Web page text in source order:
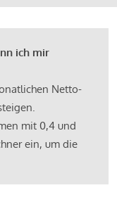
ich mir
Netto-
mit 0,4 und
ein, um die